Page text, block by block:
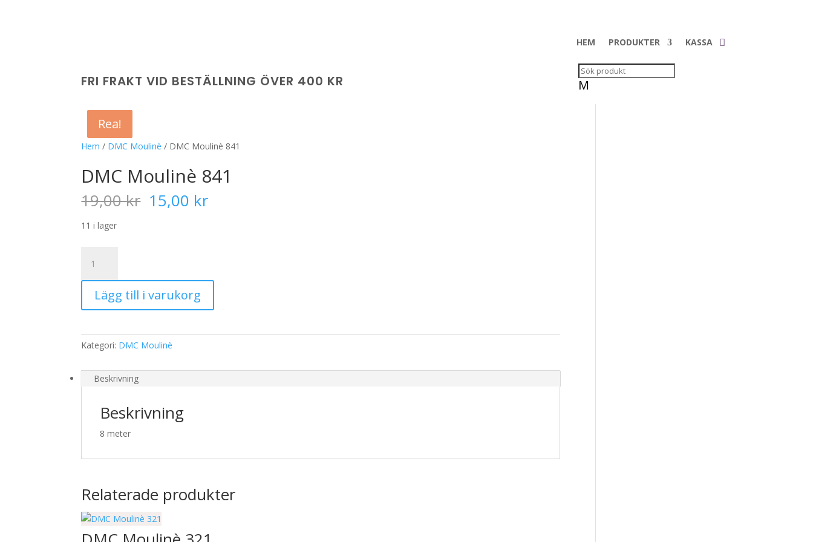
HEM PRODUKTER KASSA
FRI FRAKT VID BESTÄLLNING ÖVER 400 KR M
Hem / DMC Moulinè / DMC Moulinè 841
Rea!
DMC Moulinè 841
19,00kr Det
ursprungliga
15,00 krDet
11 i lager
Moulinè
841
mängdLägg till i varukorg
Kategori: DMC Moulinè
Beskrivning
Beskrivning
8 meter
Relaterade produkter
Rea!
Rea!
Rea!